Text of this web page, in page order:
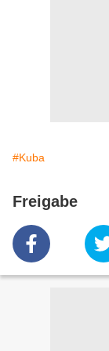
#Kuba
Freigabe